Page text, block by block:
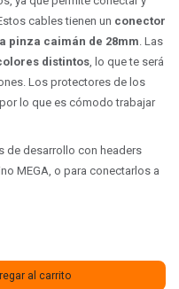
cables tienen un conector
pinza caimán de 28mm. Las
distintos, lo que te será
Los protectores de los
lo que es cómodo trabajar
de desarrollo con headers
MEGA, o para conectarlos a
al carrito